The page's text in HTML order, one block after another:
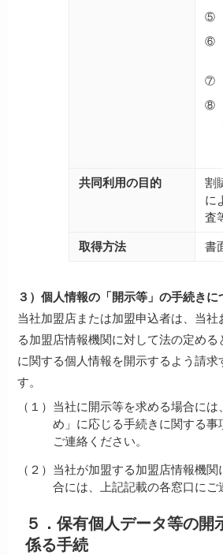
⑤
⑥
⑦
⑧
共同利用の目的
割
に
査
取得方法 書
３）個人情報の「開示等」の手続きに
当社加盟店または加盟申込者は、当社
る加盟店情報機関に対して法の定める
に関する個人情報を開示するよう請求
す。
（１） 当社に開示等を求める場合に
め」に応じる手続きに関する事
ご連絡ください。
（２） 当社が加盟する加盟店情報機
合には、上記記載の各窓口にご
５．保有個人データ等の開
係る手続